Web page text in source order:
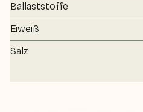
Ballaststoffe
Eiweiß
Salz